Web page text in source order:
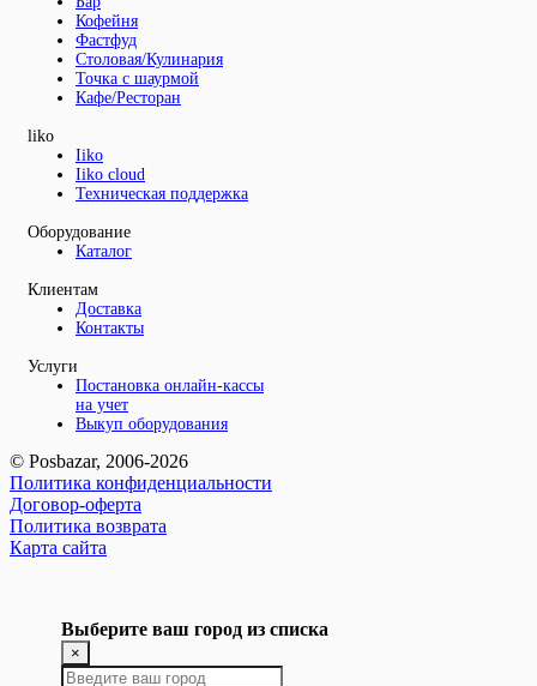
Кофейня
Фастфуд
Столовая/Кулинария
Точка с шаурмой
Кафе/Ресторан
liko
Iiko
Iiko cloud
Техническая поддержка
Оборудование
Каталог
Клиентам
Доставка
Контакты
Услуги
Постановка онлайн-кассы
на учет
Выкуп оборудования
© Posbazar, 2006-2026
Политика конфиденциальности
Договор-оферта
Политика возврата
Карта сайта
Выберите ваш город из списка
×